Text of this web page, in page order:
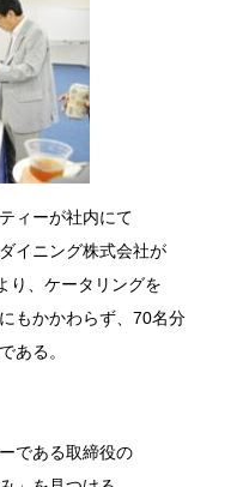
ィーが社内にて
イニング株式会社が
り、ケータリングを
もかかわらず、70名分
ある。
である取締役の